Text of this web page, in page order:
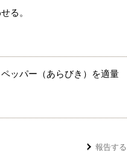
る。
ッパー（あらびき）を適量
報告する